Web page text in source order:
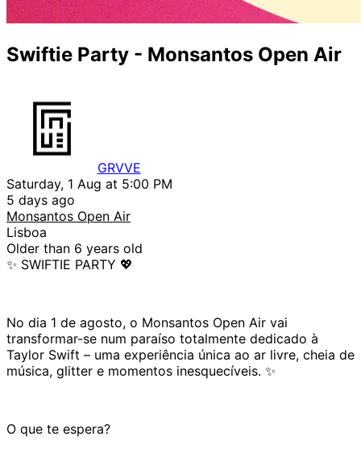
Swiftie Party - Monsantos Open Air
GRVVE
Saturday, 1 Aug at 5:00 PM
5 days ago
Monsantos Open Air
Lisboa
Older than 6 years old
✨ SWIFTIE PARTY 💖
No dia 1 de agosto, o Monsantos Open Air vai
transformar-se num paraíso totalmente dedicado à
Taylor Swift – uma experiência única ao ar livre, cheia de
música, glitter e momentos inesquecíveis. ✨
O que te espera?